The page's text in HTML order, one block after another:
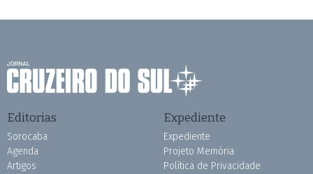
Editorias
Sorocaba
Agenda
Artigos
Expediente
Expediente
Projeto Memória
Política de Privacidade